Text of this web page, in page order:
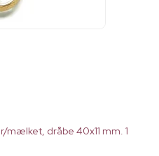
dråbe 40x11 mm. 1